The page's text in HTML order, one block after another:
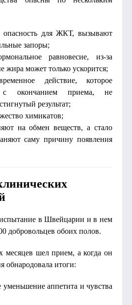
опасность для ЖКТ, вызывают
запоры;
равновесие, из-за
жира может только ускорится;
действие, которое
с окончанием приема, не
результат;
химикатов;
на обмен веществ, а стало
саму причину появления
в Швейцарии и в нем
добровольцев обоих полов.
месяцев шел прием, а когда он
обнародовала итоги:
аппетита и чувства